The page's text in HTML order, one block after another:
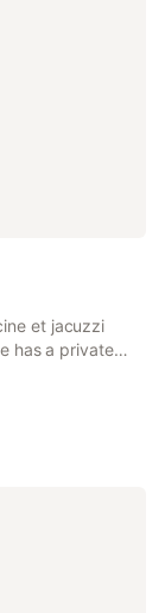
et jacuzzi
has a private
free private